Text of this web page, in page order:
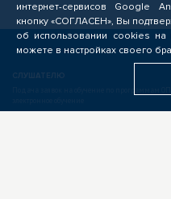
СЛУШАТЕЛЮ
интернет-сервисов Google
кнопку «СОГЛАСЕН», Вы
об использовании cookies
можете в настройках своего